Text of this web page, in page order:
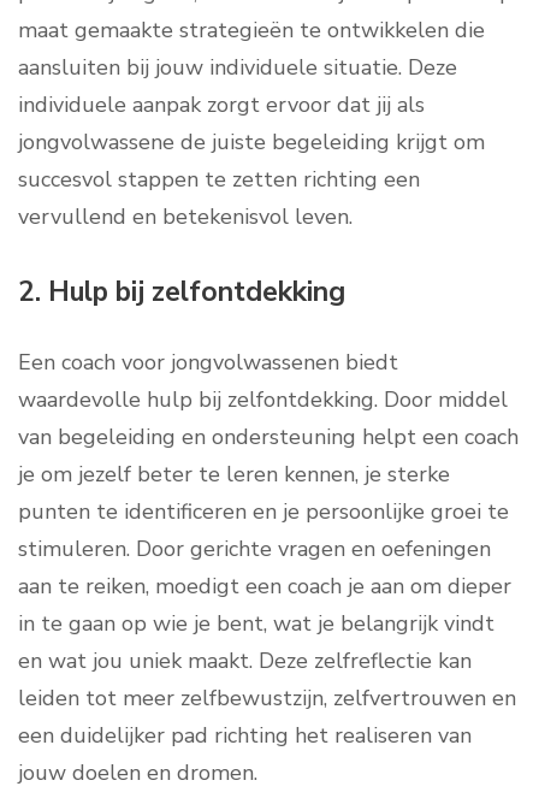
maat gemaakte strategieën te ontwikkelen die
aansluiten bij jouw individuele situatie. Deze
individuele aanpak zorgt ervoor dat jij als
jongvolwassene de juiste begeleiding krijgt om
succesvol stappen te zetten richting een
vervullend en betekenisvol leven.
2. Hulp bij zelfontdekking
Een coach voor jongvolwassenen biedt
waardevolle hulp bij zelfontdekking. Door middel
van begeleiding en ondersteuning helpt een coach
je om jezelf beter te leren kennen, je sterke
punten te identificeren en je persoonlijke groei te
stimuleren. Door gerichte vragen en oefeningen
aan te reiken, moedigt een coach je aan om dieper
in te gaan op wie je bent, wat je belangrijk vindt
en wat jou uniek maakt. Deze zelfreflectie kan
leiden tot meer zelfbewustzijn, zelfvertrouwen en
een duidelijker pad richting het realiseren van
jouw doelen en dromen.